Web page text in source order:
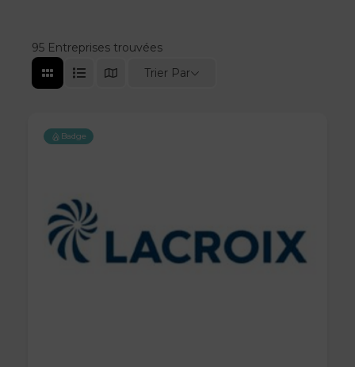
95 Entreprises trouvées
Trier Par
Badge